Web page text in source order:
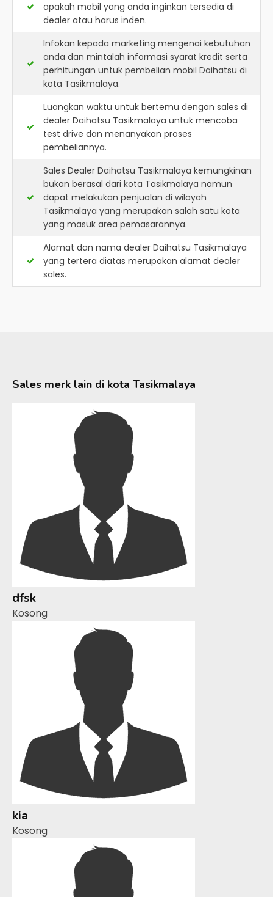
apakah mobil yang anda inginkan tersedia di
dealer atau harus inden.
Infokan kepada marketing mengenai kebutuhan
anda dan mintalah informasi syarat kredit serta
perhitungan untuk pembelian mobil Daihatsu di
kota Tasikmalaya.
Luangkan waktu untuk bertemu dengan sales di
dealer Daihatsu Tasikmalaya untuk mencoba
test drive dan menanyakan proses
pembeliannya.
Sales Dealer Daihatsu Tasikmalaya kemungkinan
bukan berasal dari kota Tasikmalaya namun
dapat melakukan penjualan di wilayah
Tasikmalaya yang merupakan salah satu kota
yang masuk area pemasarannya.
Alamat dan nama dealer Daihatsu Tasikmalaya
yang tertera diatas merupakan alamat dealer
sales.
Sales merk lain di kota Tasikmalaya
dfsk
Kosong
kia
Kosong